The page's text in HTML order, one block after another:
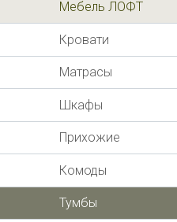
Мебель ЛОФТ
Кровати
Матрасы
Шкафы
Прихожие
Комоды
Тумбы